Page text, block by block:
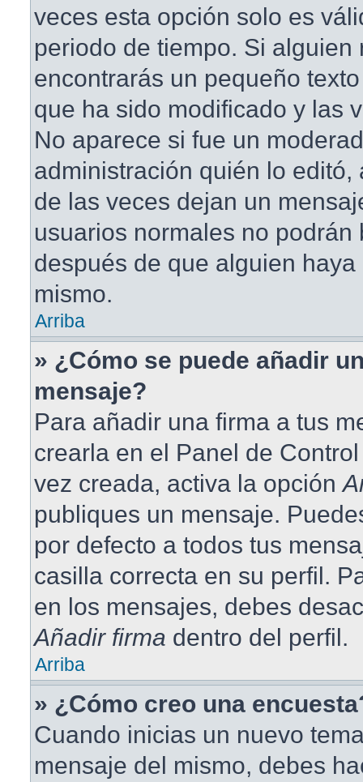
veces esta opción solo es
periodo de tiempo. Si alguien
encontrarás un pequeño
que ha sido modificado y las
No aparece si fue un
administración quién lo editó,
de las veces dejan un
usuarios normales no podrán
después de que alguien
mismo.
Arriba
» ¿Cómo se puede añadir
mensaje?
Para añadir una firma a tus
crearla en el Panel de
vez creada, activa la opción
publiques un mensaje.
por defecto a todos tus
casilla correcta en su perfil.
en los mensajes, debes
Añadir firma dentro del perfil.
Arriba
» ¿Cómo creo una
Cuando inicias un nuevo
mensaje del mismo, debes